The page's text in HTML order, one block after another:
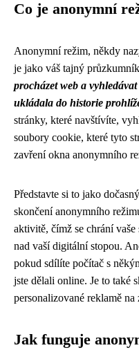
Co je anonymní
Anonymní režim, někdy
je jako váš tajný
procházet web a
ukládala do historie
stránky, které navštívíte,
soubory cookie, které tyto
zavření okna anonymního
Představte si to jako
skončení anonymního
aktivitě, čímž se chrání
nad vaší digitální stopou.
pokud sdílíte počítač s
jste dělali online. Je to také
personalizované reklamě
Jak funguje